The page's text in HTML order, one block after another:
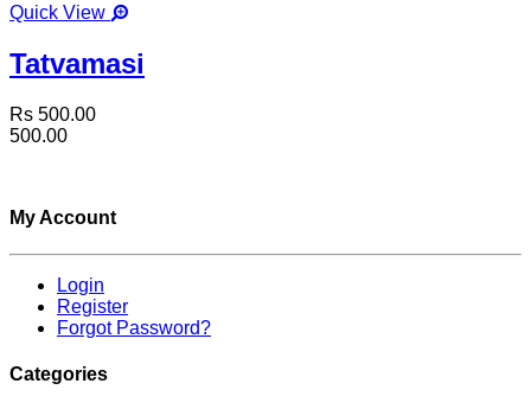
Quick View
Tatvamasi
Rs 500.00
500.00
My Account
Login
Register
Forgot Password?
Categories